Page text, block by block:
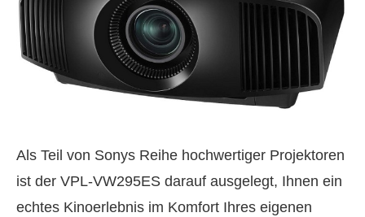
Als Teil von Sonys Reihe hochwertiger Projektoren
ist der VPL‑VW295ES darauf ausgelegt, Ihnen ein
echtes Kinoerlebnis im Komfort Ihres eigenen